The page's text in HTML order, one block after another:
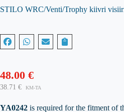
STILO WRC/Venti/Trophy kiivri
48.00 €
38.71 € KM-TA
YA0242 is required for the fitment of